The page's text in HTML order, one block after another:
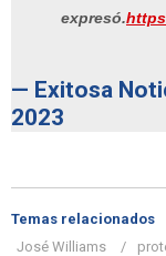
expresó.
— Exitosa
2023
Temas relacionados
José Williams